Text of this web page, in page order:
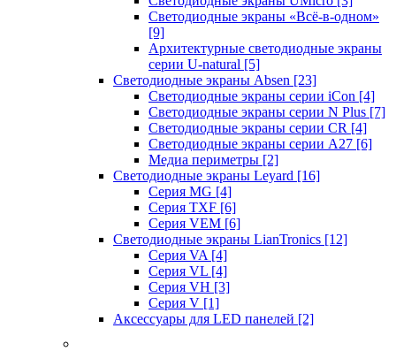
Светодиодные экраны «Всё-в-одном»
[9]
Архитектурные светодиодные экраны
серии U-natural [5]
Светодиодные экраны Absen [23]
Светодиодные экраны серии iCon [4]
Светодиодные экраны серии N Plus [7]
Светодиодные экраны серии CR [4]
Светодиодные экраны серии А27 [6]
Медиа периметры [2]
Светодиодные экраны Leyard [16]
Серия MG [4]
Серия TXF [6]
Серия VEM [6]
Светодиодные экраны LianTronics [12]
Серия VA [4]
Серия VL [4]
Серия VH [3]
Серия V [1]
Аксессуары для LED панелей [2]